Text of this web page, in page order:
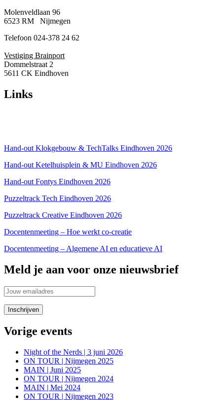
Molenveldlaan 96
6523 RM Nijmegen
Telefoon 024-378 24 62
Vestiging Brainport
Dommelstraat 2
5611 CK Eindhoven
Links
Hand-out Klokgebouw & TechTalks Eindhoven 2026
Hand-out Ketelhuisplein & MU Eindhoven 2026
Hand-out Fontys Eindhoven 2026
Puzzeltrack Tech Eindhoven 2026
Puzzeltrack Creative Eindhoven 2026
Docentenmeeting – Hoe werkt co-creatie
Docentenmeeting – Algemene AI en educatieve AI
Meld je aan voor onze nieuwsbrief
Vorige events
Night of the Nerds | 3 juni 2026
ON TOUR | Nijmegen 2025
MAIN | Juni 2025
ON TOUR | Nijmegen 2024
MAIN | Mei 2024
ON TOUR | Nijmegen 2023